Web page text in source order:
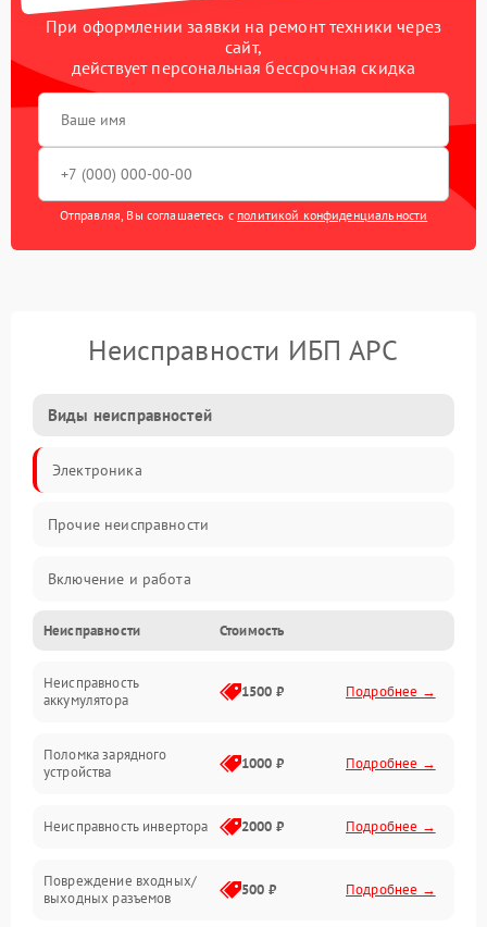
При оформлении заявки на ремонт техники через
сайт,
действует персональная бессрочная скидка
Отправляя, Вы соглашаетесь с политикой конфиденциальности
Неисправности ИБП APC
Виды неисправностей
Электроника
Прочие неисправности
Включение и работа
Работа с нагрузкой
Звук и индикация
Механические повреждения
Неисправности Стоимость
Неисправность
аккумулятора
1500 ₽ Подробнее →
Поломка зарядного
устройства
1000 ₽ Подробнее →
Неисправность инвертора 2000 ₽ Подробнее →
Повреждение входных/
выходных разъемов
500 ₽ Подробнее →